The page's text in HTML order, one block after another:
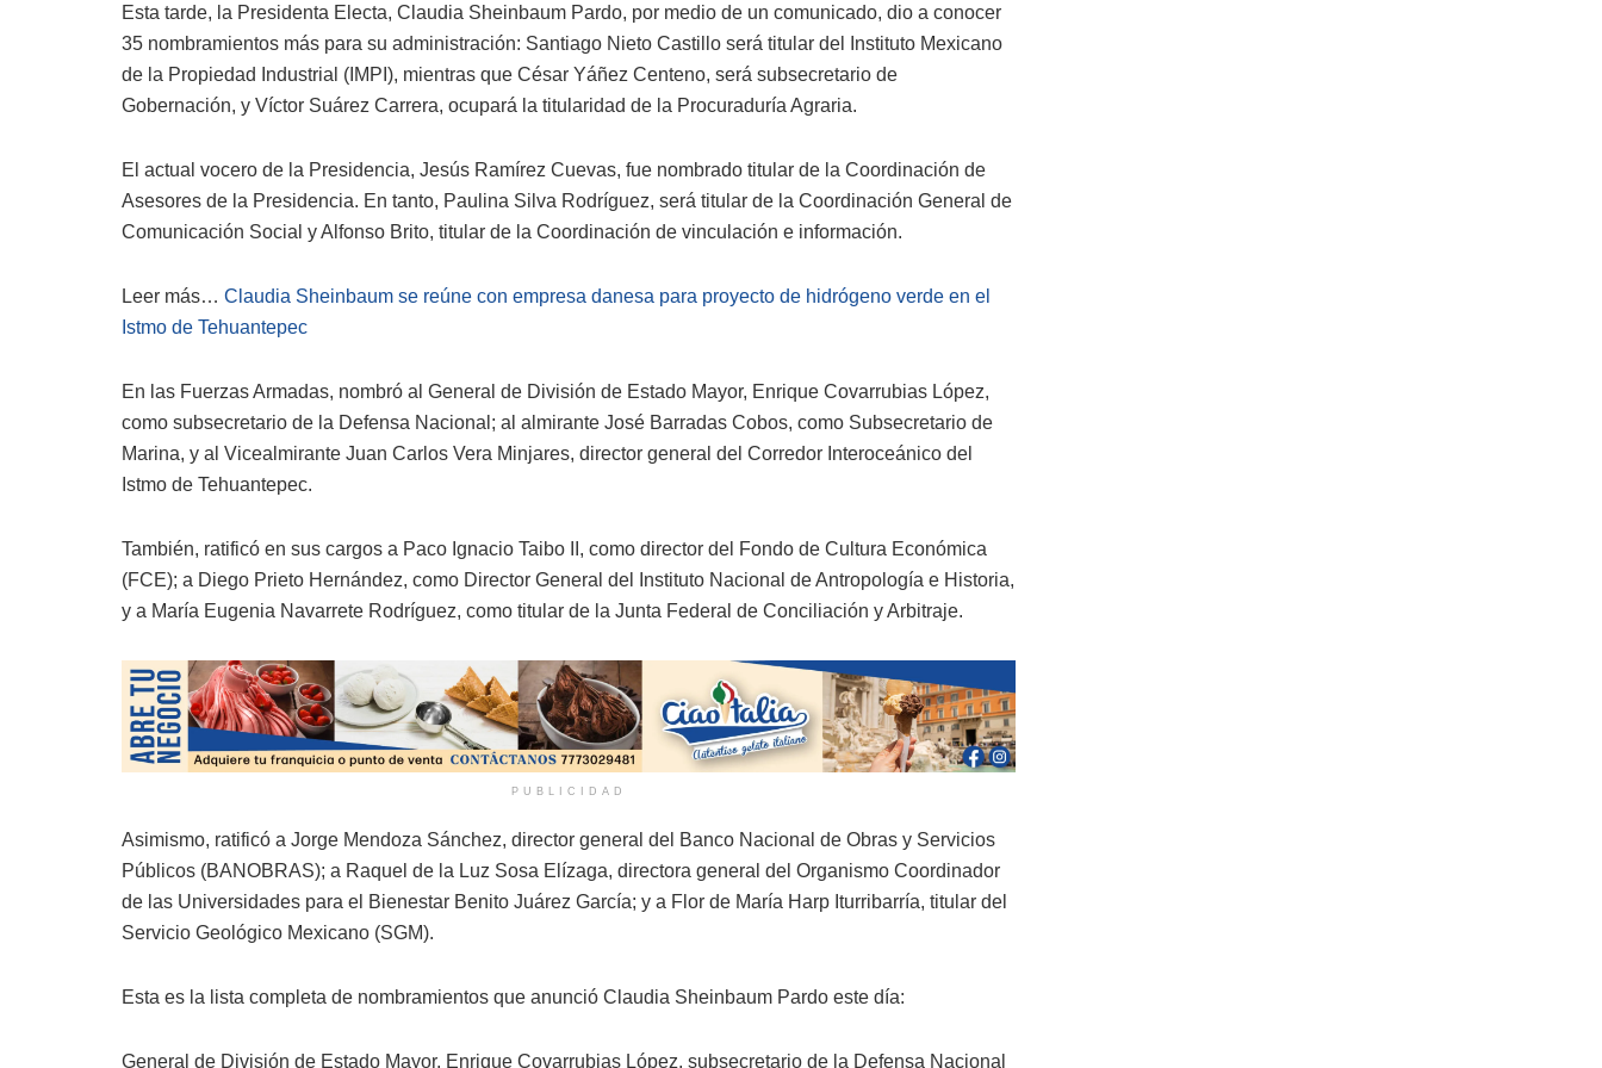
Esta tarde, la Presidenta Electa, Claudia Sheinbaum Pardo, por medio de un comunicado, dio a conocer
35 nombramientos más para su administración: Santiago Nieto Castillo será titular del Instituto Mexicano
de la Propiedad Industrial (IMPI), mientras que César Yáñez Centeno, será subsecretario de
Gobernación, y Víctor Suárez Carrera, ocupará la titularidad de la Procuraduría Agraria.
El actual vocero de la Presidencia, Jesús Ramírez Cuevas, fue nombrado titular de la Coordinación de
Asesores de la Presidencia. En tanto, Paulina Silva Rodríguez, será titular de la Coordinación General de
Comunicación Social y Alfonso Brito, titular de la Coordinación de vinculación e información.
Leer más… Claudia Sheinbaum se reúne con empresa danesa para proyecto de hidrógeno verde en el
Istmo de Tehuantepec
En las Fuerzas Armadas, nombró al General de División de Estado Mayor, Enrique Covarrubias López,
como subsecretario de la Defensa Nacional; al almirante José Barradas Cobos, como Subsecretario de
Marina, y al Vicealmirante Juan Carlos Vera Minjares, director general del Corredor Interoceánico del
Istmo de Tehuantepec.
También, ratificó en sus cargos a Paco Ignacio Taibo II, como director del Fondo de Cultura Económica
(FCE); a Diego Prieto Hernández, como Director General del Instituto Nacional de Antropología e Historia,
y a María Eugenia Navarrete Rodríguez, como titular de la Junta Federal de Conciliación y Arbitraje.
PUBLICIDAD
Asimismo, ratificó a Jorge Mendoza Sánchez, director general del Banco Nacional de Obras y Servicios
Públicos (BANOBRAS); a Raquel de la Luz Sosa Elízaga, directora general del Organismo Coordinador
de las Universidades para el Bienestar Benito Juárez García; y a Flor de María Harp Iturribarría, titular del
Servicio Geológico Mexicano (SGM).
Esta es la lista completa de nombramientos que anunció Claudia Sheinbaum Pardo este día:
General de División de Estado Mayor, Enrique Covarrubias López, subsecretario de la Defensa Nacional